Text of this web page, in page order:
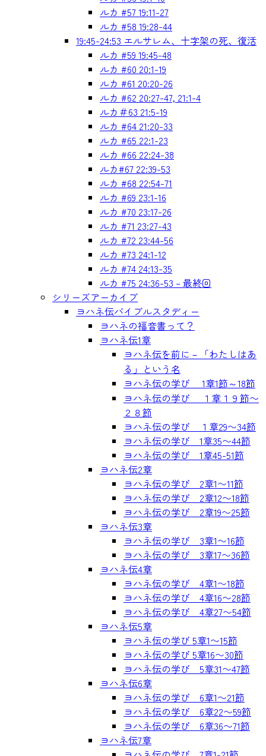
ルカ #57 19:11-27
ルカ #58 19:28-44
19:45-24:53 エルサレム、十字架の死、復活
ルカ #59 19:45-48
ルカ #60 20:1-19
ルカ #61 20:20-26
ルカ #62 20:27-47, 21:1-4
ルカ＃63 21:5-19
ルカ #64 21:20-33
ルカ #65 22:1-23
ルカ #66 22:24-38
ルカ#67 22:39-53
ルカ #68 22:54-71
ルカ #69 23:1-16
ルカ #70 23:17-26
ルカ #71 23:27-43
ルカ #72 23:44-56
ルカ #73 24:1-12
ルカ #74 24:13-35
ルカ #75 24:36-53 – 最終回
シリーズアーカイブ
ヨハネ伝バイブルスタディー
ヨハネの福音書って？
ヨハネ伝1章
ヨハネ伝を前に－「わたしはあ
る」という名
ヨハネ伝の学び 1章1節～18節
ヨハネ伝の学び １章１９節〜
２８節
ヨハネ伝の学び １章29〜34節
ヨハネ伝の学び 1章35〜44節
ヨハネ伝の学び 1章45-51節
ヨハネ伝2章
ヨハネ伝の学び 2章1〜11節
ヨハネ伝の学び 2章12〜18節
ヨハネ伝の学び 2章19〜25節
ヨハネ伝3章
ヨハネ伝の学び 3章1〜16節
ヨハネ伝の学び 3章17〜36節
ヨハネ伝4章
ヨハネ伝の学び 4章1〜18節
ヨハネ伝の学び 4章16〜28節
ヨハネ伝の学び 4章27〜54節
ヨハネ伝5章
ヨハネ伝の学び 5章1〜15節
ヨハネ伝の学び 5章16〜30節
ヨハネ伝の学び 5章31〜47節
ヨハネ伝6章
ヨハネ伝の学び 6章1〜21節
ヨハネ伝の学び 6章22〜59節
ヨハネ伝の学び 6章36〜71節
ヨハネ伝7章